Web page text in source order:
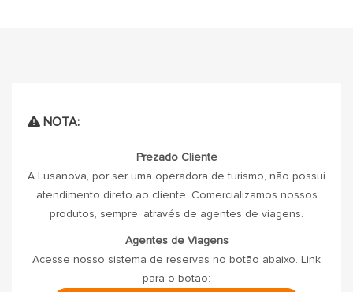
NOTA:
Prezado Cliente
A Lusanova, por ser uma operadora de turismo, não possui
atendimento direto ao cliente. Comercializamos nossos
produtos, sempre, através de agentes de viagens.
Agentes de Viagens
Acesse nosso sistema de reservas no botão abaixo. Link
para o botão: